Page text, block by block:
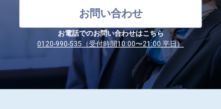
お問い合わせ
お電話でのお問い合わせはこちら
0120-990-535（受付時間10:00〜21:00 平日）